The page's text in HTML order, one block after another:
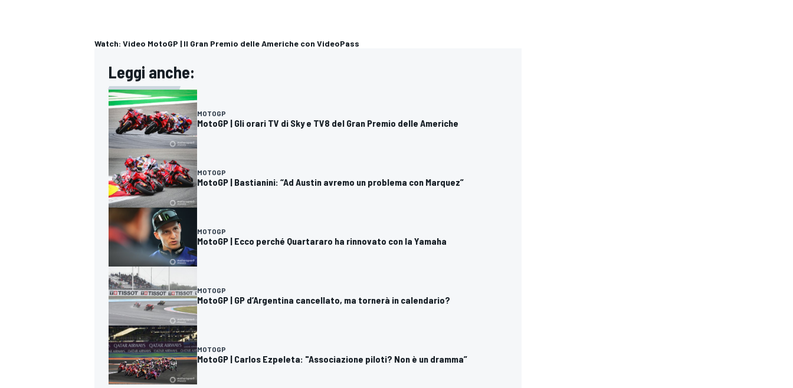
RALLY
Watch: Video MotoGP | Il Gran Premio delle Americhe con VideoPass
Leggi anche:
MOTOGP
MotoGP | Gli orari TV di Sky e TV8 del Gran Premio delle Americhe
MOTOGP
MotoGP | Bastianini: “Ad Austin avremo un problema con Marquez”
MOTOGP
MotoGP | Ecco perché Quartararo ha rinnovato con la Yamaha
MOTOGP
MotoGP | GP d’Argentina cancellato, ma tornerà in calendario?
MOTOGP
MotoGP | Carlos Ezpeleta: "Associazione piloti? Non è un dramma”